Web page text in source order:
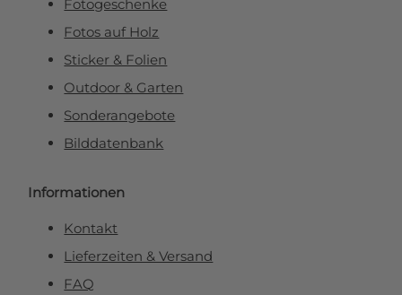
Fotogeschenke
Fotos auf Holz
Sticker & Folien
Outdoor & Garten
Sonderangebote
Bilddatenbank
Informationen
Kontakt
Lieferzeiten & Versand
FAQ